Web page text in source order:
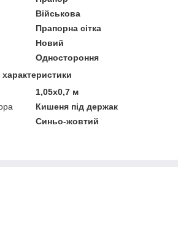
Військова
Прапорна сітка
Новий
Одностороння
1,05х0,7 м
Кишеня під держак
Синьо-жовтий